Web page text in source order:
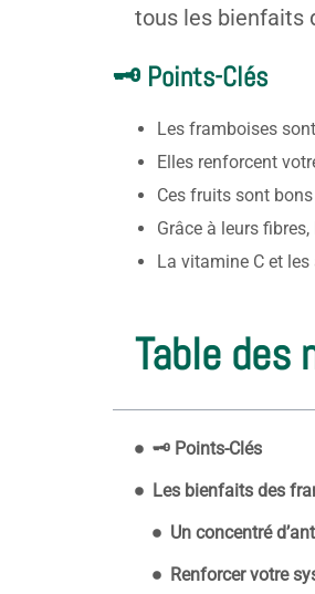
tous les bienfaits
🗝️ Points-Clés
Les framboises
Elles renforcent
Ces fruits sont
Grâce à leurs
La vitamine C et
Table des
🗝️ Points-Clés
Les bienfaits des
Un concentré
Renforcer votre